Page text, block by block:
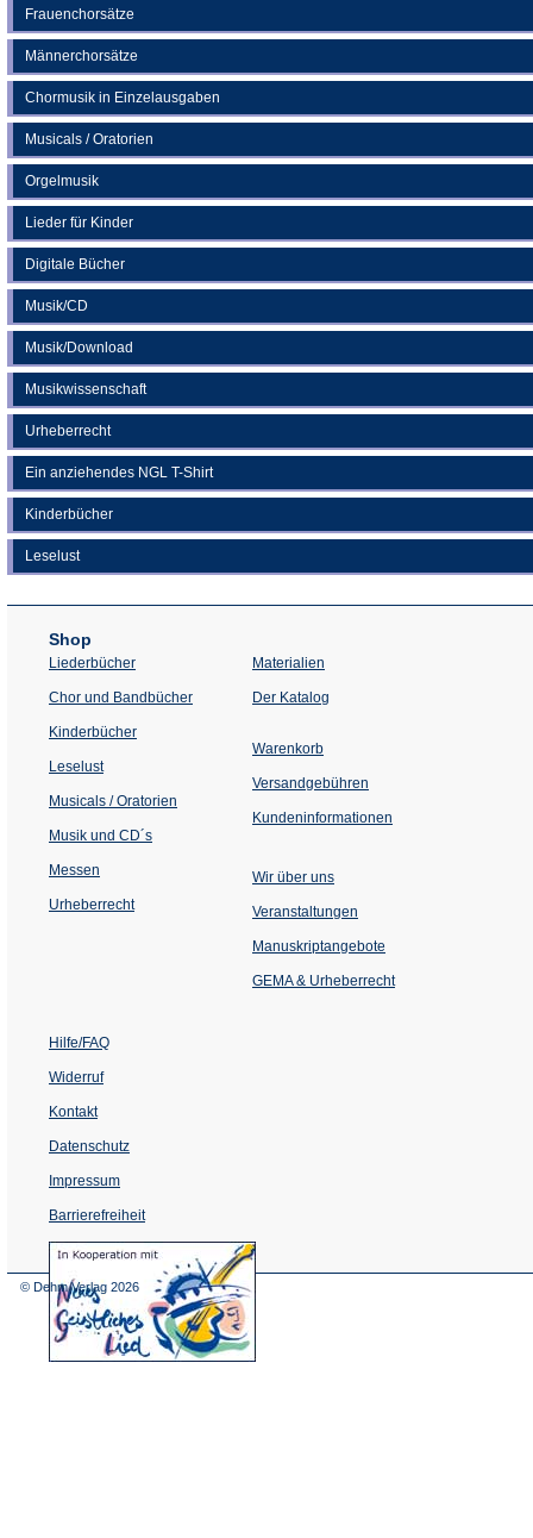
Frauenchorsätze
Männerchorsätze
Chormusik in Einzelausgaben
Musicals / Oratorien
Orgelmusik
Lieder für Kinder
Digitale Bücher
Musik/CD
Musik/Download
Musikwissenschaft
Urheberrecht
Ein anziehendes NGL T-Shirt
Kinderbücher
Leselust
Shop
Liederbücher
Chor und Bandbücher
Kinderbücher
Leselust
Musicals / Oratorien
Musik und CD´s
Messen
Urheberrecht
Materialien
Der Katalog
Warenkorb
Versandgebühren
Kundeninformationen
Wir über uns
Veranstaltungen
einem
Tab)
Manuskriptangebote
GEMA & Urheberrecht
Hilfe/FAQ
Widerruf
Kontakt
Datenschutz
Impressum
Barrierefreiheit
(Öffnet
in
© Dehm Verlag 2026